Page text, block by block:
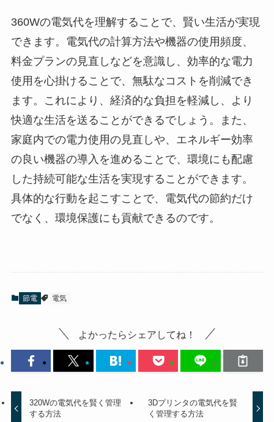
360Wの電気代を理解することで、賢い生活が実現
できます。電気代の計算方法や機器の使用頻度、
料金プランの見直しなどを意識し、効率的な電力
使用を心掛けることで、無駄なコストを削減でき
ます。これにより、経済的な負担を軽減し、より
快適な生活を送ることができるでしょう。また、
家庭内での電力使用の見直しや、エネルギー効率
の良い機器の導入を進めることで、環境にも配慮
した持続可能な生活を実現することができます。
具体的な行動を起こすことで、電気代の節約だけ
でなく、環境保護にも貢献できるのです。
節電 電気
よかったらシェアしてね！
320Wの電気代を賢く管理
する方法
3Dプリンタの電気代を賢
く管理する方法